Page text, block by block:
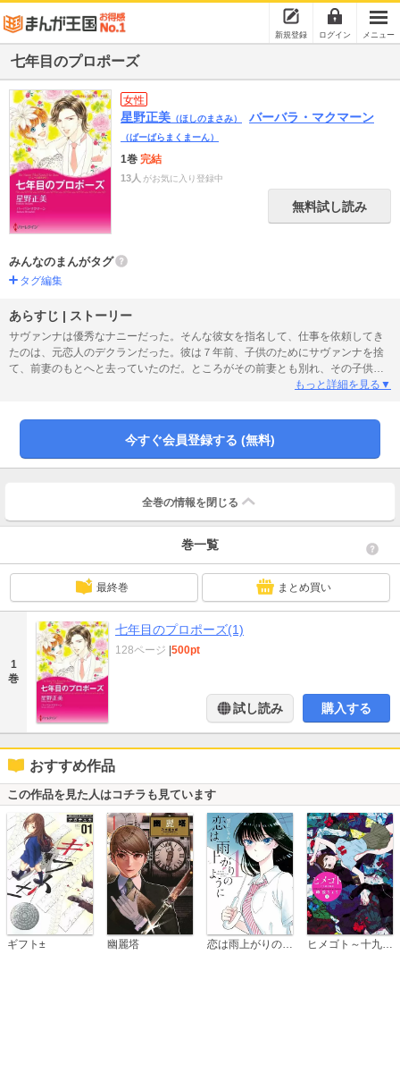
新規登録 ログイン メニュー
七年目のプロポーズ
女性
星野正美 （ほしのまさみ） バーバラ・マクマーン
（ばーばらまくまーん）
1巻 完結
13人 がお気に入り登録中
無料試し読み
みんなのまんがタグ
タグ編集
あらすじ | ストーリー
サヴァンナは優秀なナニーだった。そんな彼女を指名して、仕事を依頼してき
たのは、元恋人のデクランだった。彼は７年前、子供のためにサヴァンナを捨
て、前妻のもとへと去っていたのだ。ところがその前妻とも別れ、その子供の
面倒を見て欲しいとの依頼だった。とは言え、困っている彼を見捨てられず、
ころが、このジェイシーは反抗期の真っ最中。すっかりダメパパの彼と娘を相
もっと詳細を見る▼
今すぐ会員登録する (無料)
全巻の情報を 閉じる
巻一覧
最終巻 まとめ買い
1
巻
七年目のプロポーズ(1)
128ページ 500pt
試し読み 購入する
おすすめ作品
この作品を見た人はコチラも見ています
ギフト± 幽麗塔 恋は雨上がりのように ヒメゴト～十九歳の制服～